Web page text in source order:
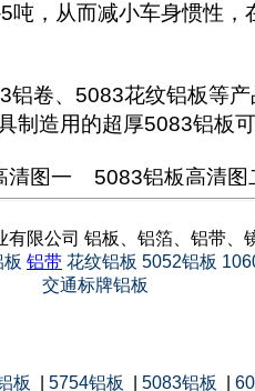
，从而减小车身惯性
、5083花纹铝板等产
造用的超厚5083铝板可
清图一 5083铝板高清图
限公司 铝板、铝箔、铝带、
铝带 花纹铝板 5052铝板
交通标牌铝板
板 5754铝板 5083铝板